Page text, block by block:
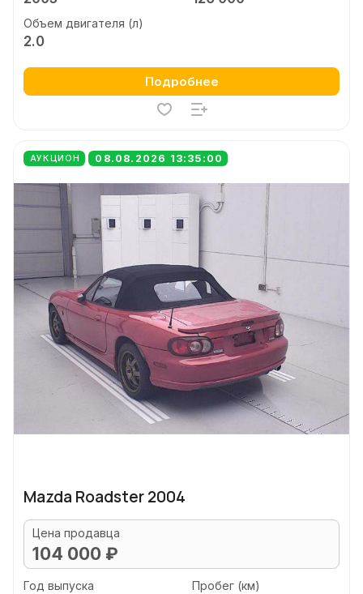
Объем двигателя (л)
2.0
Подробнее
АУКЦИОН 08.08.2026 13:35:00
Mazda Roadster 2004
Цена продавца
104 000 ₽
Год выпуска Пробег (км)